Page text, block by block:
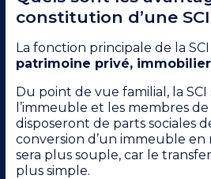
constitution d’une
La fonction principale de la
patrimoine privé,
Du point de vue familial, la
l’immeuble et les membres
disposeront de parts sociales
conversion d’un immeuble en
sera plus souple, car le
plus simple.